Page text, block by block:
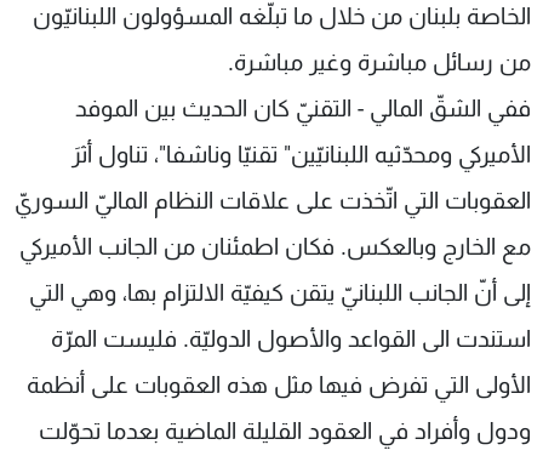
الخاصة بلبنان من خلال ما تبلّغه المسؤولون اللبنانيّون
من رسائل مباشرة وغير مباشرة.
ففي الشقّ المالي - التقنيّ كان الحديث بين الموفد
الأميركي ومحدّثيه اللبنانيّين" تقنيّا وناشفا"، تناول أثرَ
العقوبات التي اتّخذت على علاقات النظام الماليّ السوريّ
مع الخارج وبالعكس. فكان اطمئنان من الجانب الأميركي
إلى أنّ الجانب اللبنانيّ يتقن كيفيّة الالتزام بها، وهي التي
استندت الى القواعد والأصول الدوليّة. فليست المرّة
الأولى التي تفرض فيها مثل هذه العقوبات على أنظمة
ودول وأفراد في العقود القليلة الماضية بعدما تحوّلت